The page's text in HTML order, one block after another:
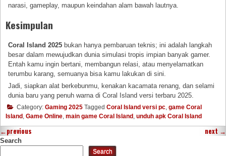
narasi, gameplay, maupun keindahan alam bawah lautnya.
Kesimpulan
Coral Island 2025 bukan hanya pembaruan teknis; ini adalah langkah
besar dalam mewujudkan dunia simulasi tropis impian banyak gamer.
Entah kamu ingin bertani, membangun relasi, atau menyelamatkan
terumbu karang, semuanya bisa kamu lakukan di sini.
Jadi, siapkan alat berkebunmu, kenakan kacamata renang, dan selami
dunia baru yang penuh warna di Coral Island versi terbaru 2025.
Category: Gaming 2025 Tagged Coral Island versi pc, game Coral
Island , Game Online, main game Coral Island , unduh apk Coral Island
←previous next →
Search
Search